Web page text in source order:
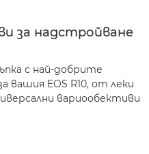
за надстройване
с най-добрите
вашия EOS R10, от леки
вариообективи